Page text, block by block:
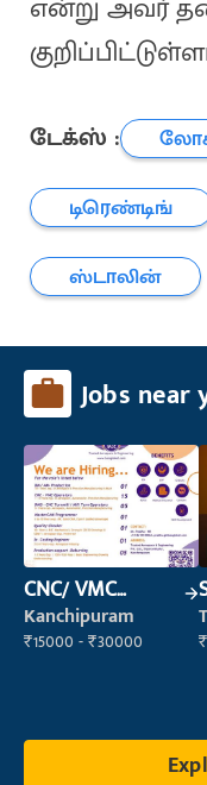
என்று அவர்
டேக்ஸ் :
டிரெண்டிங்
ஸ்டாலின்
Jobs near
CNC/ VMC
Operator
Kanchipuram
₹15000 - ₹30000